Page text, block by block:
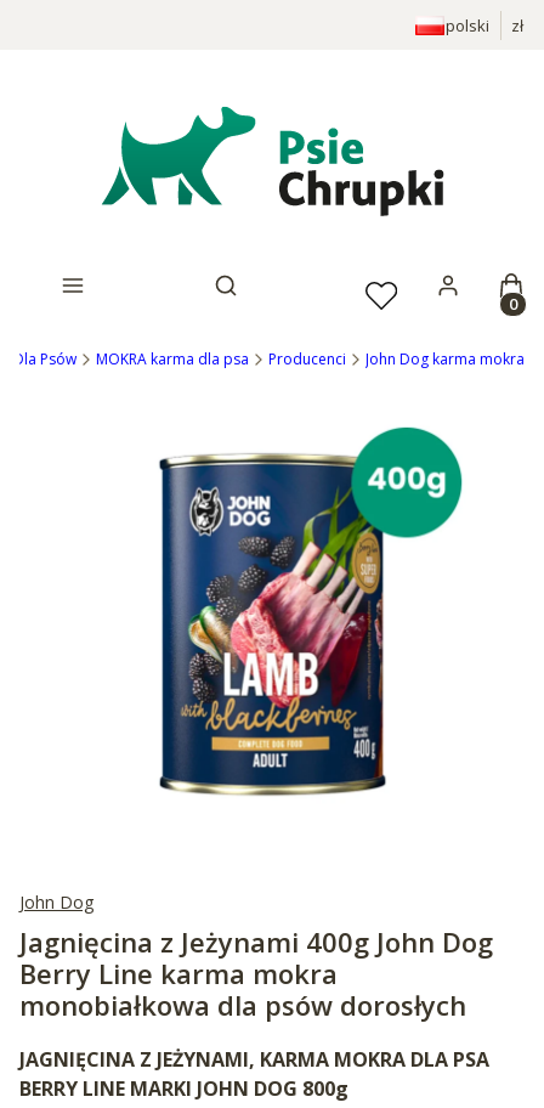
polski zł
Otwórz wyszukiwarkę
Dla Psów MOKRA karma dla psa Producenci John Dog karma mokra
John Dog
Jagnięcina z Jeżynami 400g John Dog
Berry Line karma mokra
monobiałkowa dla psów dorosłych
JAGNIĘCINA Z JEŻYNAMI, KARMA MOKRA DLA PSA
BERRY LINE MARKI JOHN DOG 800g